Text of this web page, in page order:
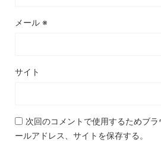
メール ※
サイト
次回のコメントで使用するためブ
ールアドレス、サイトを保存する。